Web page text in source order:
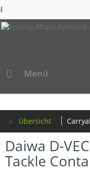
Menü
Übersicht
Daiwa D-
Tackle